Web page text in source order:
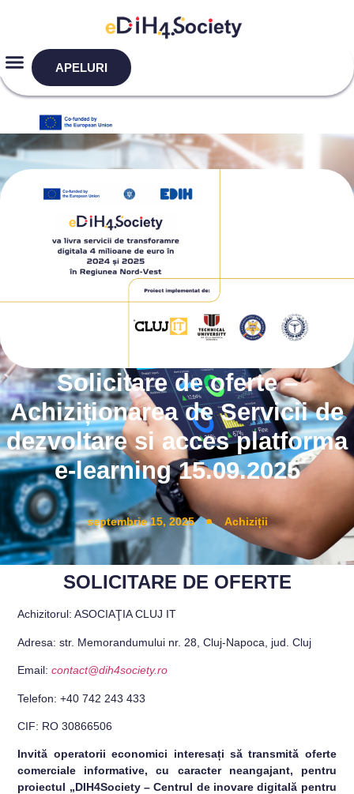
APELURI
Solicitare de oferte –
Achiziționarea de Servicii de
dezvoltare si acces platforma
e-learning 15.09.2025
septembrie 15, 2025 Achiziții
SOLICITARE DE OFERTE
Achizitorul: ASOCIAŢIA CLUJ IT
Adresa: str. Memorandumului nr. 28, Cluj-Napoca, jud. Cluj
Email:contact@dih4society.ro
Telefon: +40 742 243 433
CIF: RO 30866506
Invită operatorii economici interesați să transmită oferte
comerciale informative, cu caracter neangajant, pentru
proiectul „DIH4Society – Centrul de inovare digitală pentru